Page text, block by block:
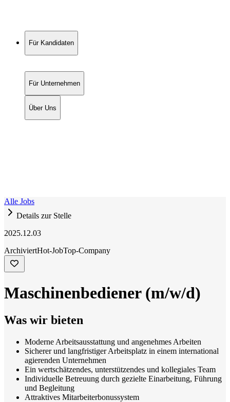
Für Kandidaten
Für Unternehmen
Über Uns
Alle Jobs
Details zur Stelle
2025.12.03
ArchiviertHot-JobTop-Company
Maschinenbediener (m/w/d)
Was wir bieten
Moderne Arbeitsausstattung und angenehmes Arbeiten
Sicherer und langfristiger Arbeitsplatz in einem international
agierenden Unternehmen
Ein wertschätzendes, unterstützendes und kollegiales Team
Individuelle Betreuung durch gezielte Einarbeitung, Führung
und Begleitung
Attraktives Mitarbeiterbonussystem